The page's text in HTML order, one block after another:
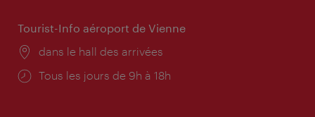
Tourist-Info aéroport de Vienne
Lieu:
dans le hall des arrivées
Horaires
Tous les jours de 9h à 18h